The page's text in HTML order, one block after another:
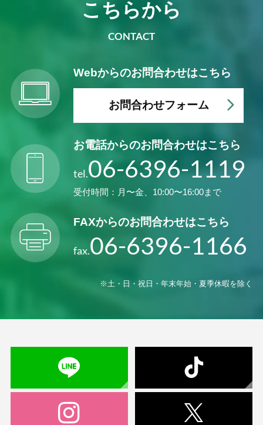
こちらから
CONTACT
Webからのお問合わせはこちら
お問合わせフォーム
お電話からのお問合わせはこちら
tel.06-6396-1119
受付時間：月〜金、10:00〜16:00まで
FAXからのお問合わせはこちら
fax.06-6396-1166
※土・日・祝日・年末年始・夏季休暇を除く